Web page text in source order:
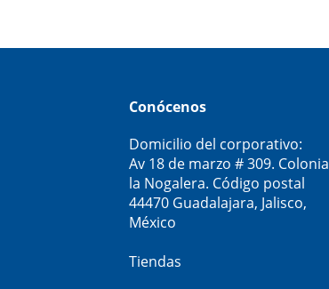
Conócenos
Domicilio del corporativo:
Av 18 de marzo # 309. Colonia
la Nogalera. Código postal
44470 Guadalajara, Jalisco,
México
Tiendas